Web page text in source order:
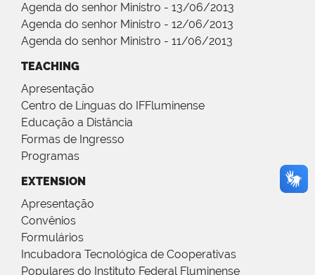
Agenda do senhor Ministro - 13/06/2013
Agenda do senhor Ministro - 12/06/2013
Agenda do senhor Ministro - 11/06/2013
TEACHING
Apresentação
Centro de Línguas do IFFluminense
Educação a Distância
Formas de Ingresso
Programas
EXTENSION
Apresentação
Convênios
Formulários
Incubadora Tecnológica de Cooperativas
Populares do Instituto Federal Fluminense